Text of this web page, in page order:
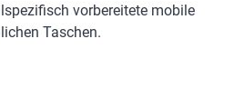
vorbereitete mobile
Taschen.